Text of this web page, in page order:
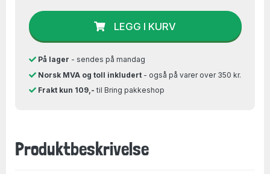
LEGG I KURV
På lager - sendes på mandag
Norsk MVA og toll inkludert- også på varer over 350 kr.
Frakt kun 109,- til Bring pakkeshop
Produktbeskrivelse